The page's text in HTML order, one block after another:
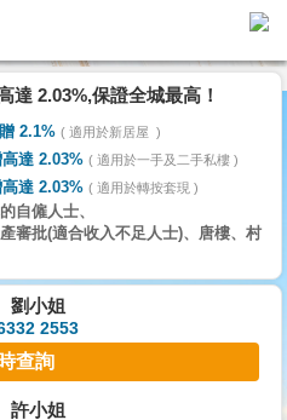
達 2.03%,保證全城最高！
2.1% 適用於新居屋
達 2.03% 適用於一手及二手私樓
達 2.03% 適用於轉按套現
自僱人士、
審批(適合收入不足人士)、唐樓、村
劉小姐
2553
查詢
許小姐